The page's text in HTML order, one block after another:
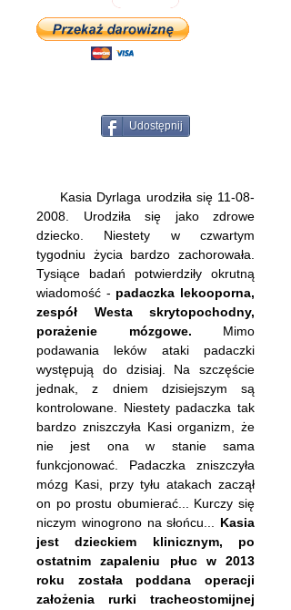
Kasia Dyrlaga urodziła się 11-08-
2008 . Urodziła się jako zdrowe
dziecko. Niestety w czwartym
tygodniu życia bardzo zachorowała.
Tysiące badań potwierdziły okrutną
wiadomość - padaczka lekooporna,
zespół Westa skrytopochodny,
porażenie mózgowe. Mimo
podawania leków ataki padaczki
występują do dzisiaj. Na szczęście
jednak, z dniem dzisiejszym są
kontrolowane. Niestety padaczka tak
bardzo zniszczyła Kasi organizm, że
nie jest ona w stanie sama
funkcjonować. Padaczka zniszczyła
mózg Kasi, przy tyłu atakach zaczął
on po prostu obumierać... Kurczy się
niczym winogrono na słońcu... Kasia
jest dzieckiem klinicznym, po
ostatnim zapaleniu płuc w 2013
roku została poddana operacji
założenia rurki tracheostomijnej
Udostępnij